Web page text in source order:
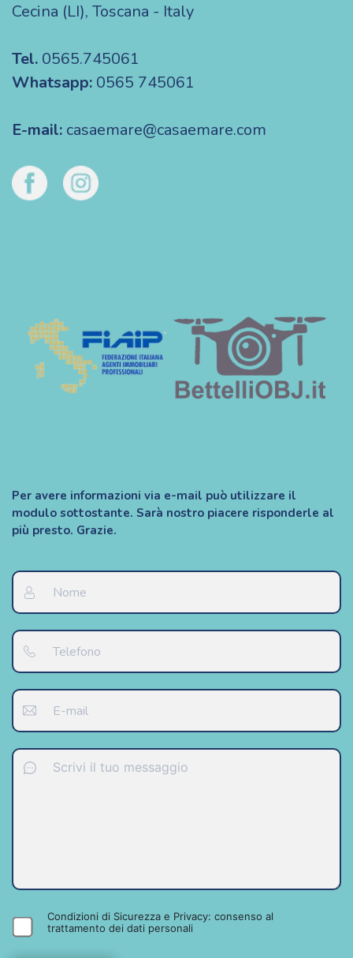
Cecina (LI), Toscana - Italy
Tel. 0565.745061
Whatsapp: 0565 745061
E-mail: casaemare@casaemare.com
Per avere informazioni via e-mail può utilizzare il
modulo sottostante. Sarà nostro piacere risponderle al
più presto. Grazie.
Condizioni di Sicurezza e Privacy: consenso al
trattamento dei dati personali